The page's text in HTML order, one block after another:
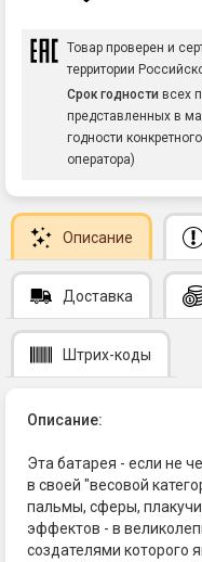
Товар проверен и
территории
Срок годности всех
представленных в
годности
оператора)
Описание
Доставка
Штрих-коды
Описание:
Эта батарея - если не
в своей "весовой
пальмы, сферы,
эффектов - в
создателями которого